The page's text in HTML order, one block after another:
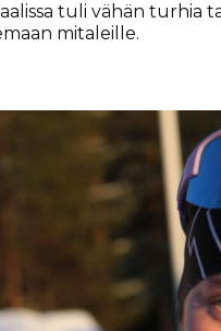
tuli vähän turhia
mitaleille.